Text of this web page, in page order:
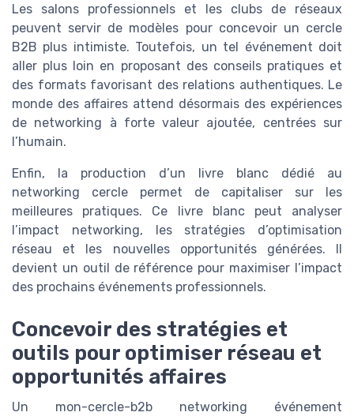
Les salons professionnels et les clubs de réseaux
peuvent servir de modèles pour concevoir un cercle
B2B plus intimiste. Toutefois, un tel événement doit
aller plus loin en proposant des conseils pratiques et
des formats favorisant des relations authentiques. Le
monde des affaires attend désormais des expériences
de networking à forte valeur ajoutée, centrées sur
l’humain.
Enfin, la production d’un livre blanc dédié au
networking cercle permet de capitaliser sur les
meilleures pratiques. Ce livre blanc peut analyser
l’impact networking, les stratégies d’optimisation
réseau et les nouvelles opportunités générées. Il
devient un outil de référence pour maximiser l’impact
des prochains événements professionnels.
Concevoir des stratégies et
outils pour optimiser réseau et
opportunités affaires
Un mon-cercle-b2b networking événement